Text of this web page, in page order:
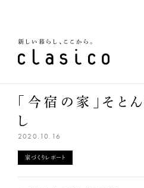
「今宿の家」そと
し
2020.10.16
家づくりレポート